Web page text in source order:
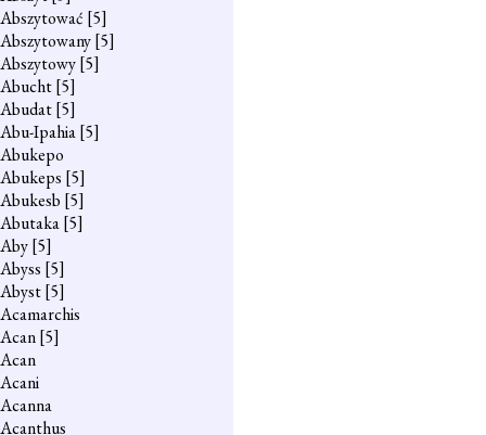
Abszytować [5]
Abszytowany[5]
Abszytowy[5]
Abucht[5]
Abudat[5]
Abu-Ipahia[5]
Abukepo
Abukeps [5]
Abukesb [5]
Abutaka[5]
Aby[5]
Abyss [5]
Abyst[5]
Acamarchis
Acan[5]
Acan
Acani
Acanna
Acanthus